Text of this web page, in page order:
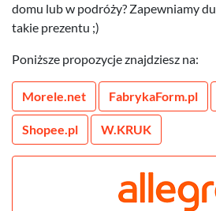
domu lub w podróży? Zapewniamy
takie prezentu ;)
Poniższe propozycje znajdziesz na:
Morele.net FabrykaForm.pl
Shopee.pl W.KRUK